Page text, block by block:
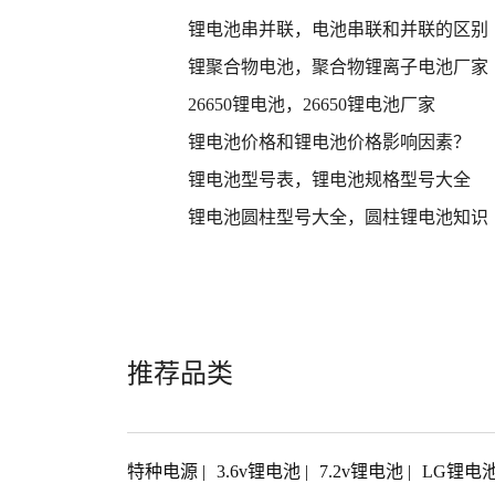
锂电池串并联，电池串联和并联的区别
锂聚合物电池，聚合物锂离子电池厂家
26650锂电池，26650锂电池厂家
锂电池价格和锂电池价格影响因素？
锂电池型号表，锂电池规格型号大全
锂电池圆柱型号大全，圆柱锂电池知识
推荐品类
特种电源 | 3.6v锂电池 | 7.2v锂电池 | LG锂电